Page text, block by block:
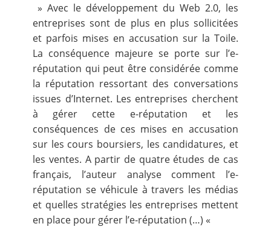
» Avec le développement du Web 2.0, les
entreprises sont de plus en plus sollicitées
et parfois mises en accusation sur la Toile.
La conséquence majeure se porte sur l’e-
réputation qui peut être considérée comme
la réputation ressortant des conversations
issues d’Internet. Les entreprises cherchent
à gérer cette e-réputation et les
conséquences de ces mises en accusation
sur les cours boursiers, les candidatures, et
les ventes. A partir de quatre études de cas
français, l’auteur analyse comment l’e-
réputation se véhicule à travers les médias
et quelles stratégies les entreprises mettent
en place pour gérer l’e-réputation (…) «